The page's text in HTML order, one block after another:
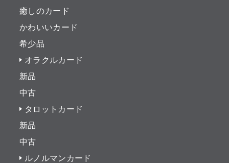
癒しのカード
かわいいカード
希少品
オラクルカード
新品
中古
タロットカード
新品
中古
ルノルマンカード